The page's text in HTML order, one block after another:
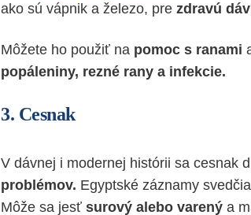
ako sú vápnik a železo, pre zdravú
Môžete ho použiť na pomoc s ranami
popáleniny, rezné rany a infekcie.
3. Cesnak
V dávnej i modernej histórii sa cesnak
problémov. Egyptské záznamy
Môže sa jesť surový alebo varený a